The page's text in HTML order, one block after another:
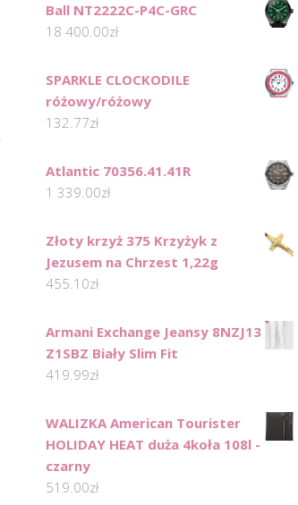
Ball NT2222C-P4C-GRC
18 400.00zł
SPARKLE CLOCKODILE
różowy/różowy
132.77zł
Atlantic 70356.41.41R
1 339.00zł
Złoty krzyż 375 Krzyżyk z
Jezusem na Chrzest 1,22g
455.10zł
Armani Exchange Jeansy 8NZJ13
Z1SBZ Biały Slim Fit
419.99zł
WALIZKA American Tourister
HOLIDAY HEAT duża 4koła 108l -
czarny
519.00zł